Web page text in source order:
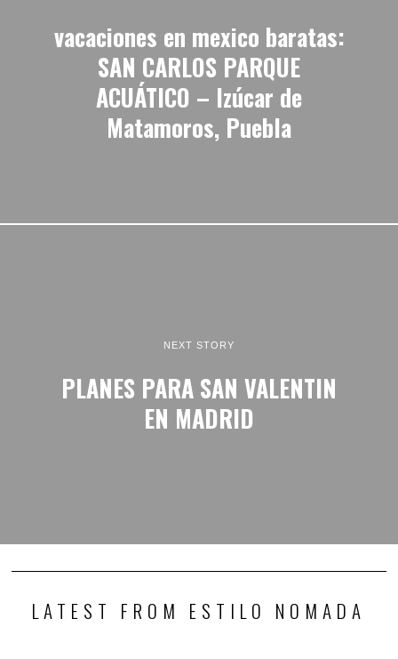
vacaciones en mexico baratas:
SAN CARLOS PARQUE
ACUÁTICO – Izúcar de
Matamoros, Puebla
NEXT STORY
PLANES PARA SAN VALENTIN
EN MADRID
LATEST FROM ESTILO NOMADA